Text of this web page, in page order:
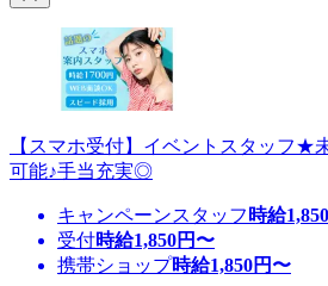
【スマホ受付】イベントスタッフ★
可能♪手当充実◎
キャンペーンスタッフ 時給1,850
受付時給1,850円〜
携帯ショップ時給1,850円〜